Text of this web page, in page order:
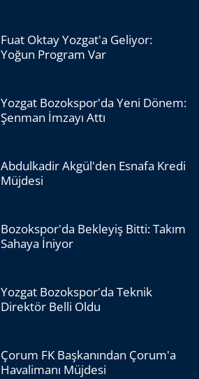
Fuat Oktay Yozgat'a Geliyor:
Yoğun Program Var
Yozgat Bozokspor'da Yeni Dönem:
Şenman İmzayı Attı
Abdulkadir Akgül'den Esnafa Kredi
Müjdesi
Bozokspor'da Bekleyiş Bitti: Takım
Sahaya İniyor
Yozgat Bozokspor'da Teknik
Direktör Belli Oldu
Çorum FK Başkanından Çorum'a
Havalimanı Müjdesi